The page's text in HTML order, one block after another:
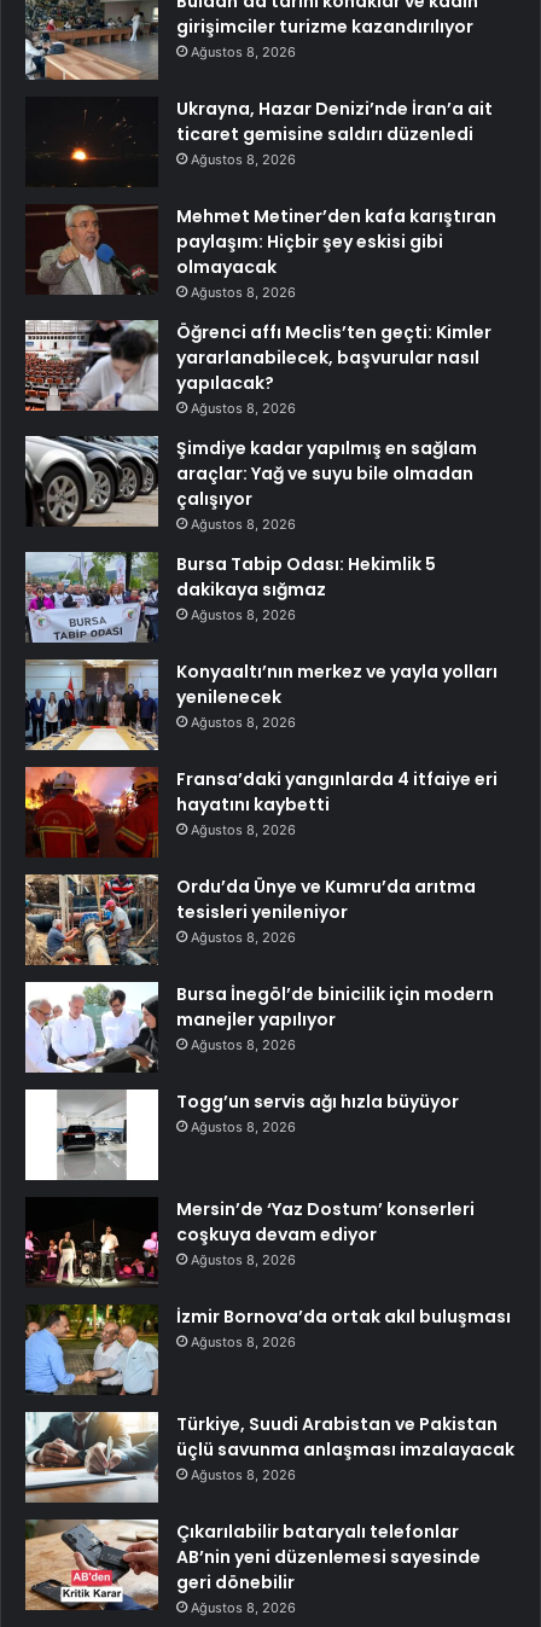
girişimciler turizme kazandırılıyor
Ağustos 8, 2026
Ukrayna, Hazar Denizi’nde İran’a ait
ticaret gemisine saldırı düzenledi
Ağustos 8, 2026
Mehmet Metiner’den kafa karıştıran
paylaşım: Hiçbir şey eskisi gibi
olmayacak
Ağustos 8, 2026
Öğrenci affı Meclis’ten geçti: Kimler
yararlanabilecek, başvurular nasıl
yapılacak?
Ağustos 8, 2026
Şimdiye kadar yapılmış en sağlam
araçlar: Yağ ve suyu bile olmadan
çalışıyor
Ağustos 8, 2026
Bursa Tabip Odası: Hekimlik 5
dakikaya sığmaz
Ağustos 8, 2026
Konyaaltı’nın merkez ve yayla yolları
yenilenecek
Ağustos 8, 2026
Fransa’daki yangınlarda 4 itfaiye eri
hayatını kaybetti
Ağustos 8, 2026
Ordu’da Ünye ve Kumru’da arıtma
tesisleri yenileniyor
Ağustos 8, 2026
Bursa İnegöl’de binicilik için modern
manejler yapılıyor
Ağustos 8, 2026
Togg’un servis ağı hızla büyüyor
Ağustos 8, 2026
Mersin’de ‘Yaz Dostum’ konserleri
coşkuya devam ediyor
Ağustos 8, 2026
İzmir Bornova’da ortak akıl buluşması
Ağustos 8, 2026
Türkiye, Suudi Arabistan ve Pakistan
üçlü savunma anlaşması imzalayacak
Ağustos 8, 2026
Çıkarılabilir bataryalı telefonlar
AB’nin yeni düzenlemesi sayesinde
geri dönebilir
Ağustos 8, 2026